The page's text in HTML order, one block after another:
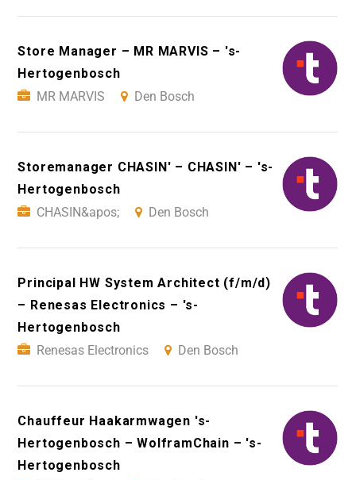
Store Manager – MR MARVIS – 's-
Hertogenbosch
MR MARVIS
Den Bosch
Storemanager CHASIN' – CHASIN' – 's-
Hertogenbosch
CHASIN&apos;
Den Bosch
Principal HW System Architect (f/m/d)
– Renesas Electronics – 's-
Hertogenbosch
Renesas Electronics
Den Bosch
Chauffeur Haakarmwagen 's-
Hertogenbosch – WolframChain – 's-
Hertogenbosch